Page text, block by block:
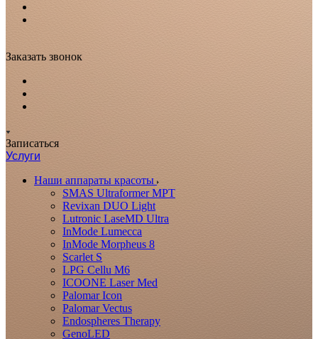
Заказать звонок
Записаться
Услуги
Наши аппараты красоты
SMAS Ultraformer MPT
Revixan DUO Light
Lutronic LaseMD Ultra
InMode Lumecca
InMode Morpheus 8
Scarlet S
LPG Cellu M6
ICOONE Laser Med
Palomar Icon
Palomar Vectus
Endospheres Therapy
GenoLED